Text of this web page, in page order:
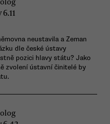
neustavila a Zeman
dle české ústavy
pozici hlavy státu? Jako
zvolení ústavní činitelé by